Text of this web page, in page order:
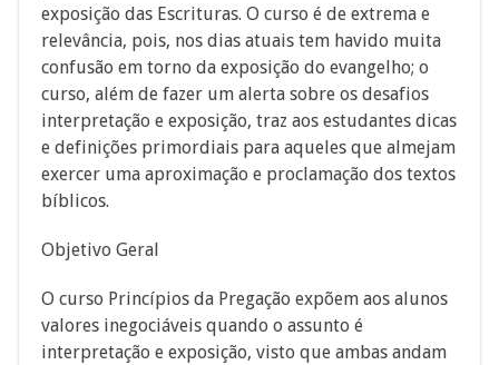
exposição das Escrituras. O curso é de extrema e
relevância, pois, nos dias atuais tem havido muita
confusão em torno da exposição do evangelho; o
curso, além de fazer um alerta sobre os desafios
interpretação e exposição, traz aos estudantes dicas
e definições primordiais para aqueles que almejam
exercer uma aproximação e proclamação dos textos
bíblicos.
Objetivo Geral
O curso Princípios da Pregação expõem aos alunos
valores inegociáveis quando o assunto é
interpretação e exposição, visto que ambas andam